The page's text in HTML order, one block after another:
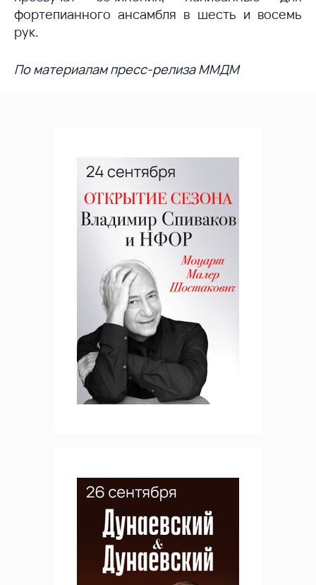
фортепианного ансамбля в шесть и восемь
рук.
По материалам пресс-релиза ММДМ